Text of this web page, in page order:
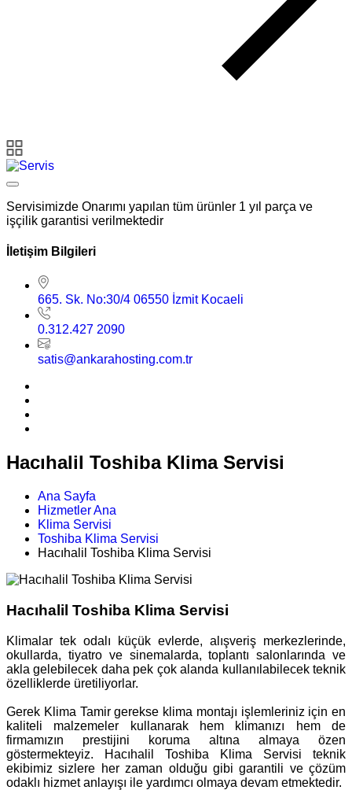
Servisimizde Onarımı yapılan tüm ürünler 1 yıl parça ve
işçilik garantisi verilmektedir
İletişim Bilgileri
665. Sk. No:30/4 06550 İzmit Kocaeli
0.312.427 2090
satis@ankarahosting.com.tr
Hacıhalil Toshiba Klima Servisi
Ana Sayfa
Hizmetler Ana
Klima Servisi
Toshiba Klima Servisi
Hacıhalil Toshiba Klima Servisi
Hacıhalil Toshiba Klima Servisi
Klimalar tek odalı küçük evlerde, alışveriş merkezlerinde,
okullarda, tiyatro ve sinemalarda, toplantı salonlarında ve
akla gelebilecek daha pek çok alanda kullanılabilecek teknik
özelliklerde üretiliyorlar.
Gerek Klima Tamir gerekse klima montajı işlemleriniz için en
kaliteli malzemeler kullanarak hem klimanızı hem de
firmamızın prestijini koruma altına almaya özen
göstermekteyiz. Hacıhalil Toshiba Klima Servisi teknik
ekibimiz sizlere her zaman olduğu gibi garantili ve çözüm
odaklı hizmet anlayışı ile yardımcı olmaya devam etmektedir.